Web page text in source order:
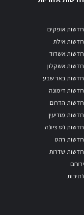
חדשות אופקים
חדשות אילת
חדשות אשדוד
חדשות אשקלון
חדשות באר שבע
חדשות דימונה
חדשות הדרום
חדשות מודיעין
חדשות נס ציונה
חדשות רהט
חדשות שדרות
ירוחם
נתיבות